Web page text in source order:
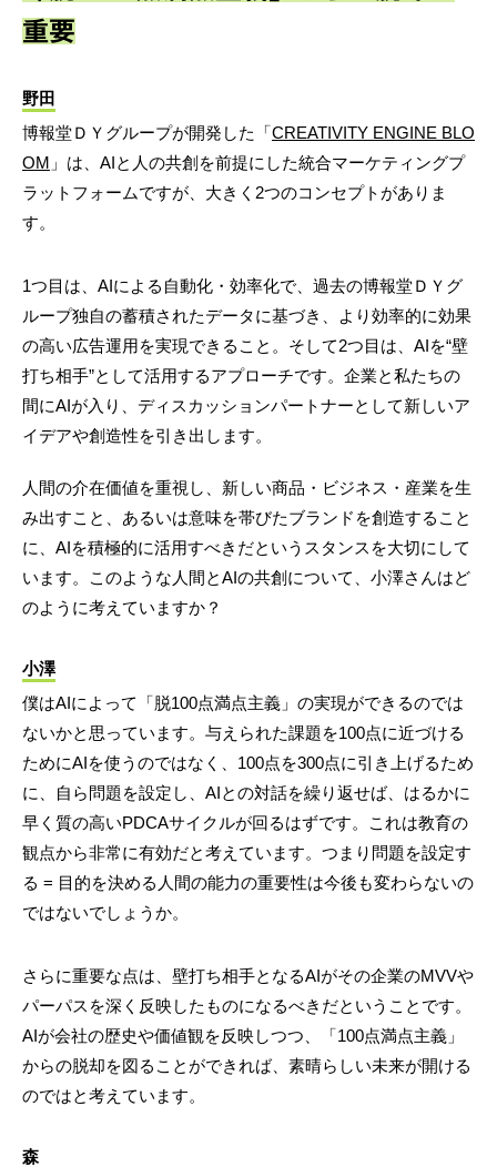
重要
野田
博報堂ＤＹグループが開発した「CREATIVITY ENGINE BLO
OM 」は、AIと人の共創を前提にした統合マーケティングプ
ラットフォームですが、大きく2つのコンセプトがありま
す。
1つ目は、AIによる自動化・効率化で、過去の博報堂ＤＹグ
ループ独自の蓄積されたデータに基づき、より効率的に効果
の高い広告運用を実現できること。そして2つ目は、AIを“壁
打ち相手”として活用するアプローチです。企業と私たちの
間にAIが入り、ディスカッションパートナーとして新しいア
イデアや創造性を引き出します。
人間の介在価値を重視し、新しい商品・ビジネス・産業を生
み出すこと、あるいは意味を帯びたブランドを創造すること
に、AIを積極的に活用すべきだというスタンスを大切にして
います。このような人間とAIの共創について、小澤さんはど
のように考えていますか？
小澤
僕はAIによって「脱100点満点主義」の実現ができるのでは
ないかと思っています。与えられた課題を100点に近づける
ためにAIを使うのではなく、100点を300点に引き上げるため
に、自ら問題を設定し、AIとの対話を繰り返せば、はるかに
早く質の高いPDCAサイクルが回るはずです。これは教育の
観点から非常に有効だと考えています。つまり問題を設定す
る = 目的を決める人間の能力の重要性は今後も変わらないの
ではないでしょうか。
さらに重要な点は、壁打ち相手となるAIがその企業のMVVや
パーパスを深く反映したものになるべきだということです。
AIが会社の歴史や価値観を反映しつつ、「100点満点主義」
からの脱却を図ることができれば、素晴らしい未来が開ける
のではと考えています。
森